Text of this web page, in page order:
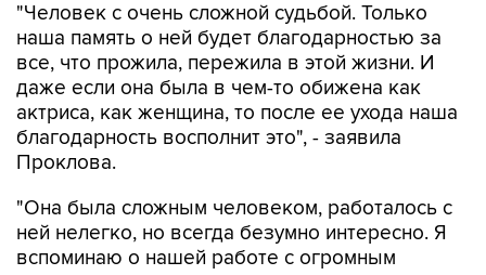
"Человек с очень сложной судьбой. Только
наша память о ней будет благодарностью за
все, что прожила, пережила в этой жизни. И
даже если она была в чем-то обижена как
актриса, как женщина, то после ее ухода наша
благодарность восполнит это", - заявила
Проклова.
"Она была сложным человеком, работалось с
ней нелегко, но всегда безумно интересно. Я
вспоминаю о нашей работе с огромным